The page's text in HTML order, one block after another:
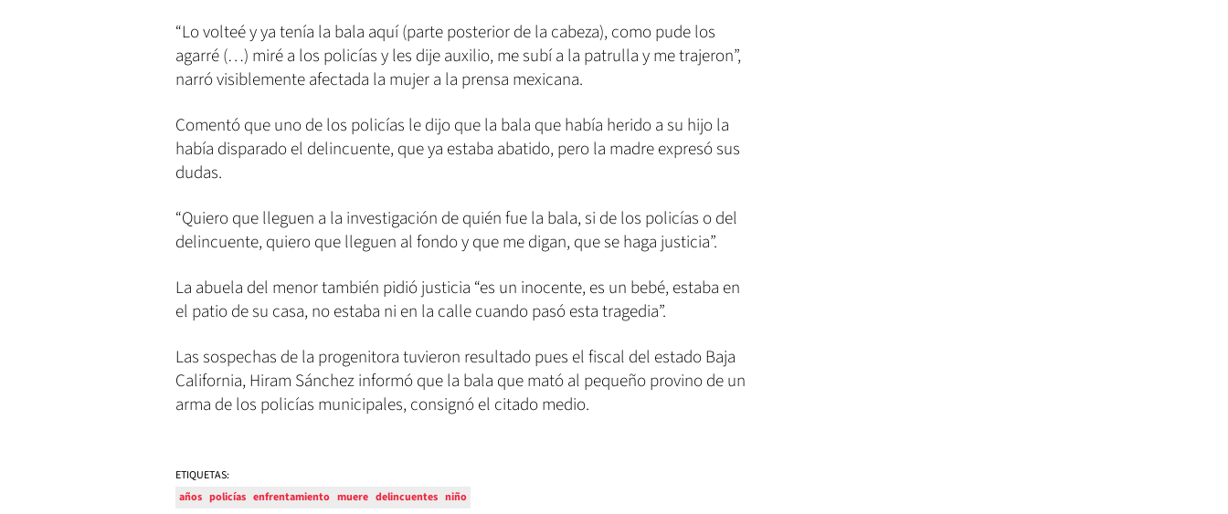
“Lo volteé y ya tenía la bala aquí (parte posterior de la cabeza), como pude los
agarré (…) miré a los policías y les dije auxilio, me subí a la patrulla y me trajeron”,
narró visiblemente afectada la mujer a la prensa mexicana.
Comentó que uno de los policías le dijo que la bala que había herido a su hijo la
había disparado el delincuente, que ya estaba abatido, pero la madre expresó sus
dudas.
“Quiero que lleguen a la investigación de quién fue la bala, si de los policías o del
delincuente, quiero que lleguen al fondo y que me digan, que se haga justicia”.
La abuela del menor también pidió justicia “es un inocente, es un bebé, estaba en
el patio de su casa, no estaba ni en la calle cuando pasó esta tragedia”.
Las sospechas de la progenitora tuvieron resultado pues el fiscal del estado Baja
California, Hiram Sánchez informó que la bala que mató al pequeño provino de un
arma de los policías municipales, consignó el citado medio.
ETIQUETAS:
años policías enfrentamiento muere delincuentes niño